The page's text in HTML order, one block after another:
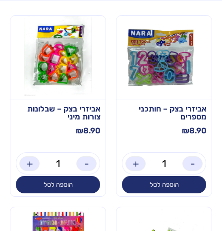
אביזרי בצק – חותכני
מספרים
₪8.90
-
+
הוספה לסל
אביזרי בצק – שבלונות
צורות מיני
₪8.90
-
+
הוספה לסל